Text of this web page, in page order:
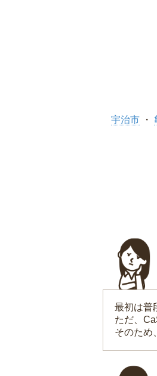
宇治市
最初は普
ただ、
そのため